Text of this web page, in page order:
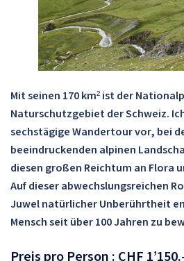
Mit seinen 170 km² ist der
Naturschutzgebiet der Schweiz.
sechstägige Wandertour vor, bei
beeindruckenden alpinen
diesen großen Reichtum an Flora
Auf dieser abwechslungsreichen
Juwel natürlicher Unberührtheit
Mensch seit über 100 Jahren zu
Preis pro Person : CHF